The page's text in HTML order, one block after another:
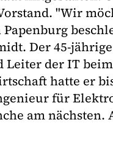
"Wir
Der 45-
der IT
hatte er
für
am nächsten.